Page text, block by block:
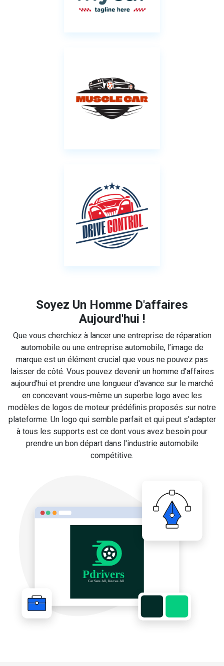
Soyez Un Homme D'affaires
Aujourd'hui !
Que vous cherchiez à lancer une entreprise de réparation
automobile ou une entreprise automobile, l’image de
marque est un élément crucial que vous ne pouvez pas
laisser de côté. Vous pouvez devenir un homme d'affaires
aujourd'hui et prendre une longueur d'avance sur le marché
en concevant vous-même un superbe logo avec les
modèles de logos de moteur prédéfinis proposés sur notre
plateforme. Un logo qui semble parfait et qui peut s'adapter
à tous les supports est ce dont vous avez besoin pour
prendre un bon départ dans l'industrie automobile
compétitive.